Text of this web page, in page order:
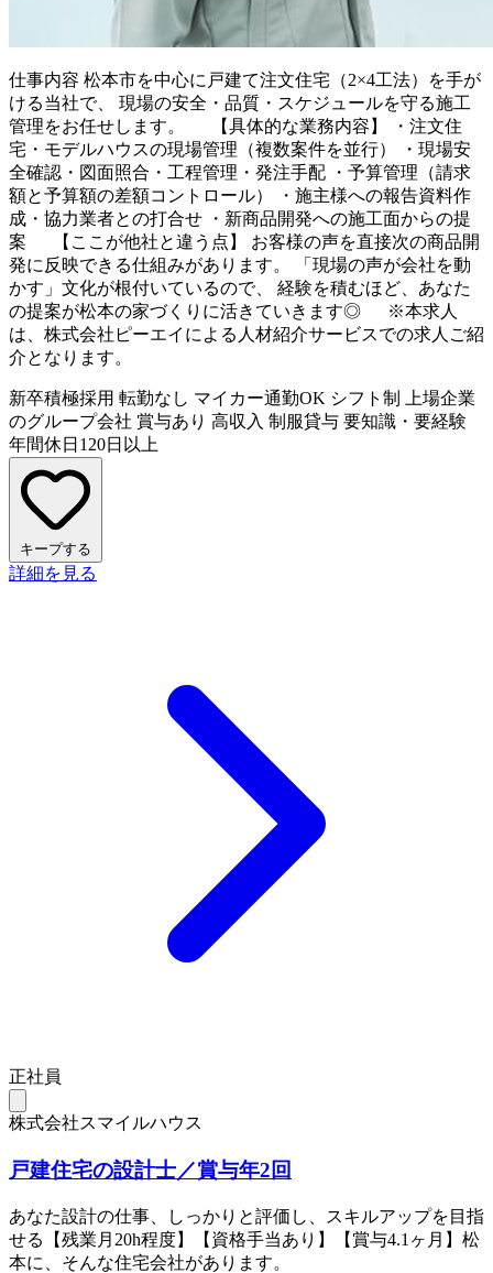
仕事内容 松本市を中心に戸建て注文住宅（2×4工法）を手が
ける当社で、 現場の安全・品質・スケジュールを守る施工
管理をお任せします。 【具体的な業務内容】 ・注文住
宅・モデルハウスの現場管理（複数案件を並行） ・現場安
全確認・図面照合・工程管理・発注手配 ・予算管理（請求
額と予算額の差額コントロール） ・施主様への報告資料作
成・協力業者との打合せ ・新商品開発への施工面からの提
案 【ここが他社と違う点】 お客様の声を直接次の商品開
発に反映できる仕組みがあります。 「現場の声が会社を動
かす」文化が根付いているので、 経験を積むほど、あなた
の提案が松本の家づくりに活きていきます◎ ※本求人
は、株式会社ピーエイによる人材紹介サービスでの求人ご紹
介となります。
新卒積極採用 転勤なし マイカー通勤OK シフト制
上場企業
のグループ会社 賞与あり 高収入 制服貸与 要知識・要経験
年間休日120日以上
キープする
詳細を見る
正社員
株式会社スマイルハウス
戸建住宅の設計士／賞与年2回
あなた設計の仕事、しっかりと評価し、スキルアップを目指
せる【残業月20h程度】【資格手当あり】【賞与4.1ヶ月】松
本に、そんな住宅会社があります。